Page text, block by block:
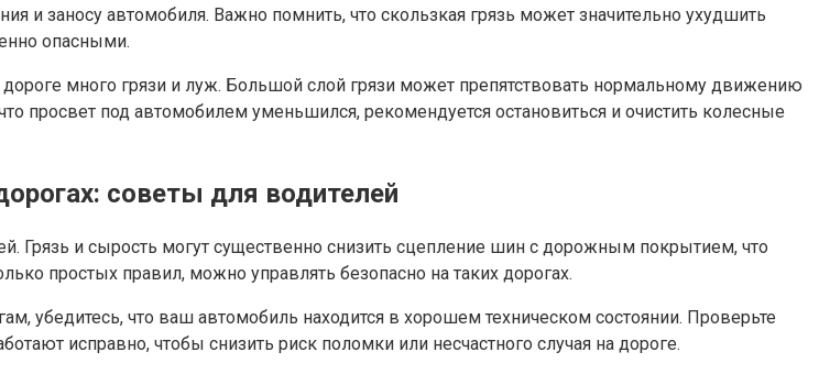
и заносу автомобиля. Важно помнить, что скользкая грязь может значительно ухудшить
опасными.
много грязи и луж. Большой слой грязи может препятствовать нормальному движению
просвет под автомобилем уменьшился, рекомендуется остановиться и очистить колесные
советы для водителей
Грязь и сырость могут существенно снизить сцепление шин с дорожным покрытием, что
простых правил, можно управлять безопасно на таких дорогах.
убедитесь, что ваш автомобиль находится в хорошем техническом состоянии. Проверьте
исправно, чтобы снизить риск поломки или несчастного случая на дороге.